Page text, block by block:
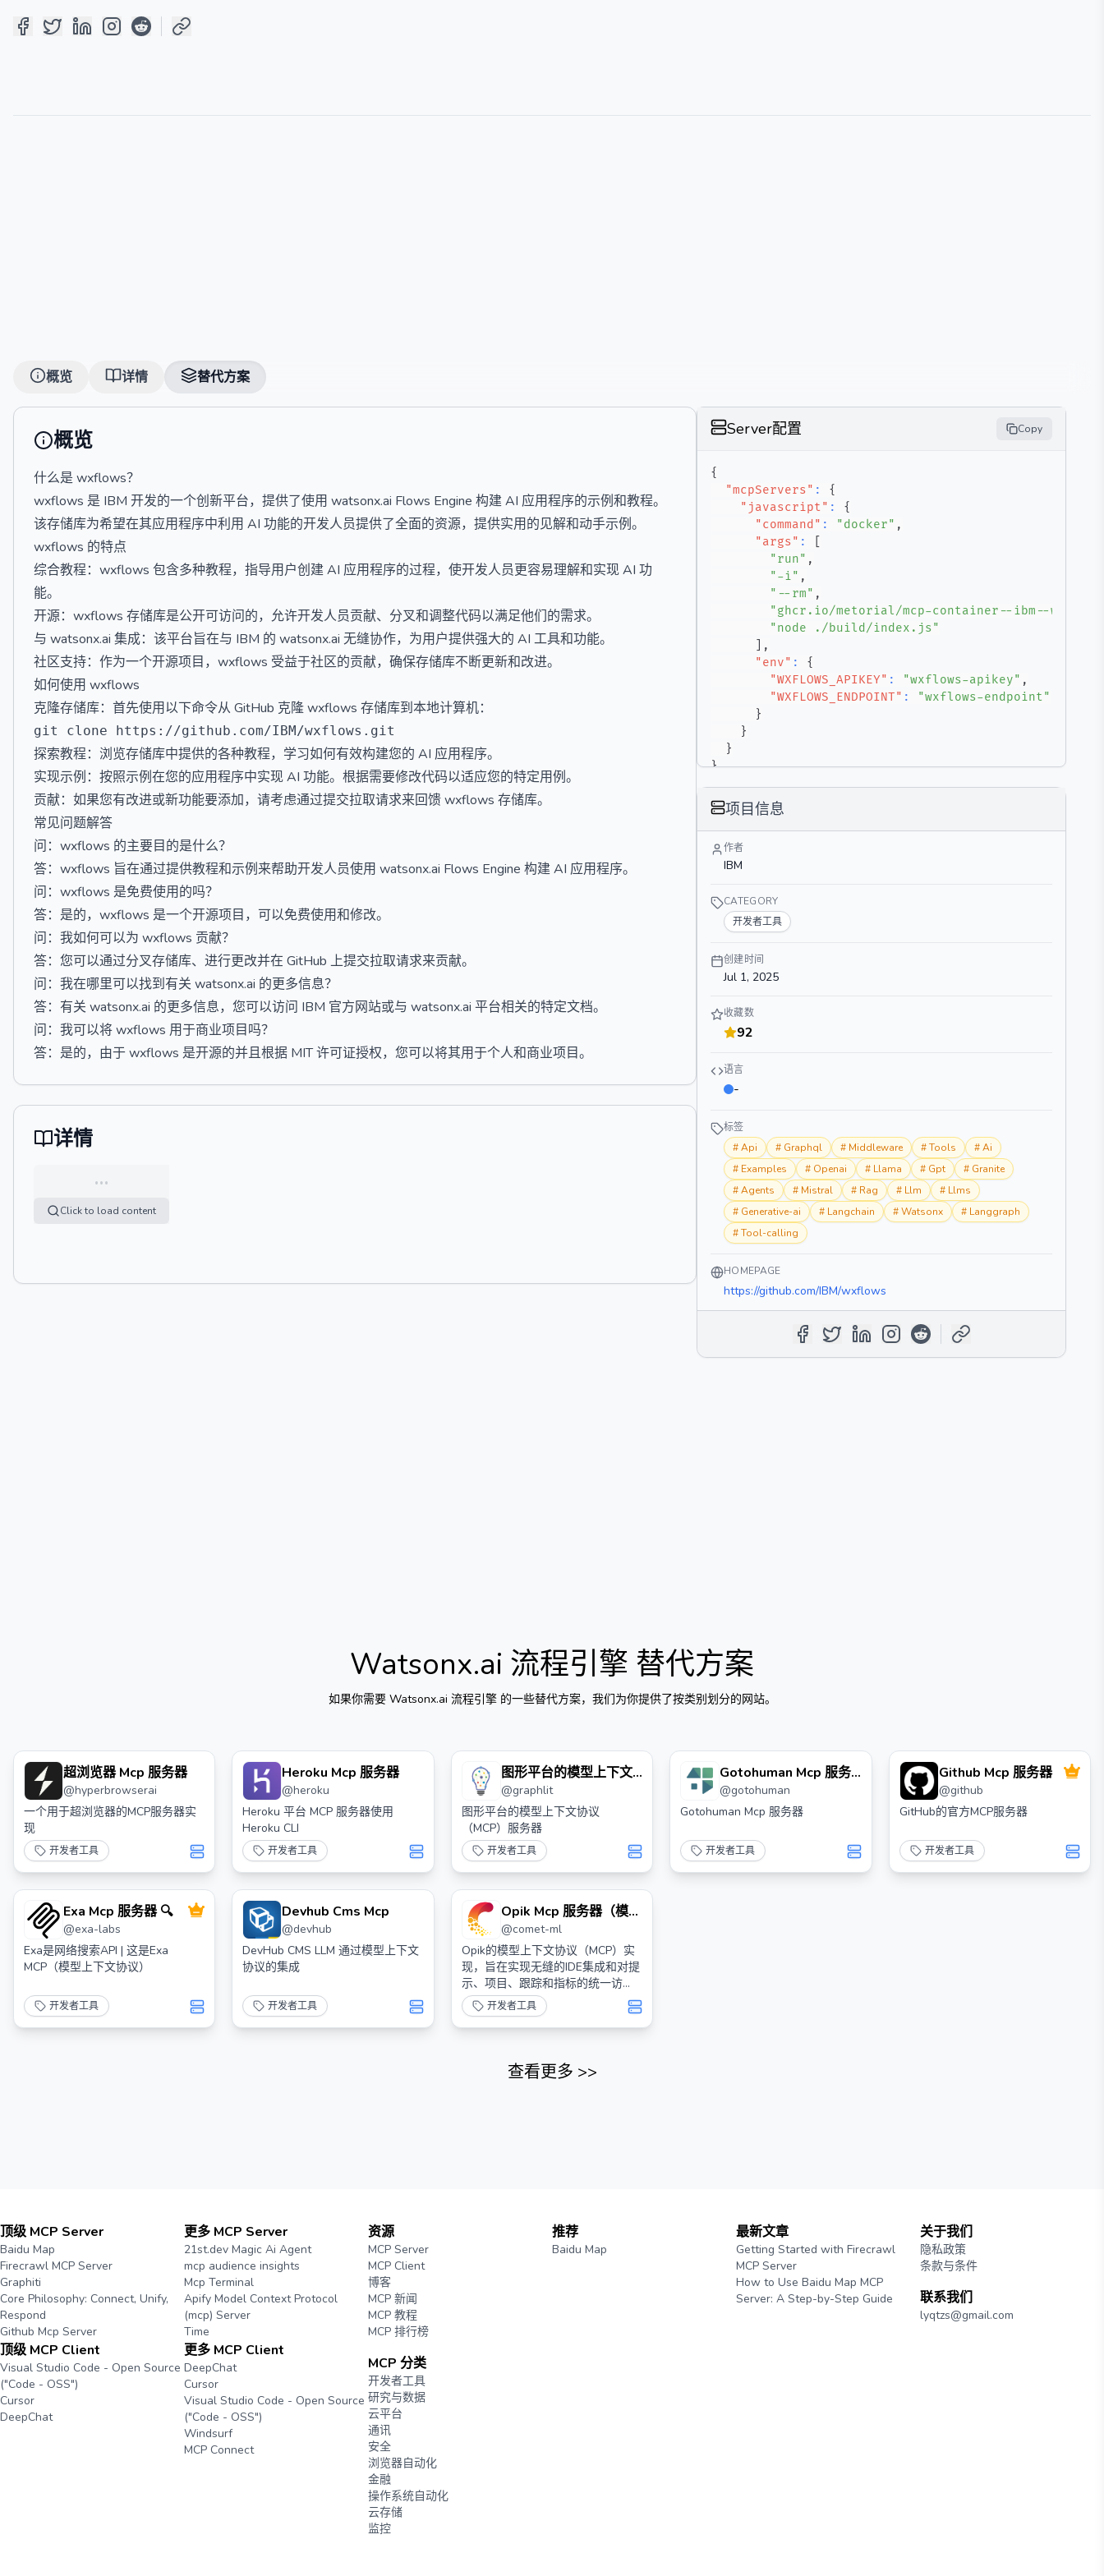
概览 详情 替代方案
概览
什么是 wxflows？
wxflows 是 IBM 开发的一个创新平台，提供了使用 watsonx.ai Flows Engine 构建 AI 应用程序的示例和教程。
该存储库为希望在其应用程序中利用 AI 功能的开发人员提供了全面的资源，提供实用的见解和动手示例。
wxflows 的特点
综合教程：wxflows 包含多种教程，指导用户创建 AI 应用程序的过程，使开发人员更容易理解和实现 AI 功
能。
开源：wxflows 存储库是公开可访问的，允许开发人员贡献、分叉和调整代码以满足他们的需求。
与 watsonx.ai 集成：该平台旨在与 IBM 的 watsonx.ai 无缝协作，为用户提供强大的 AI 工具和功能。
社区支持：作为一个开源项目，wxflows 受益于社区的贡献，确保存储库不断更新和改进。
如何使用 wxflows
克隆存储库：首先使用以下命令从 GitHub 克隆 wxflows 存储库到本地计算机：
探索教程：浏览存储库中提供的各种教程，学习如何有效构建您的 AI 应用程序。
实现示例：按照示例在您的应用程序中实现 AI 功能。根据需要修改代码以适应您的特定用例。
贡献：如果您有改进或新功能要添加，请考虑通过提交拉取请求来回馈 wxflows 存储库。
常见问题解答
问：wxflows 的主要目的是什么？
答：wxflows 旨在通过提供教程和示例来帮助开发人员使用 watsonx.ai Flows Engine 构建 AI 应用程序。
问：wxflows 是免费使用的吗？
答：是的，wxflows 是一个开源项目，可以免费使用和修改。
问：我如何可以为 wxflows 贡献？
答：您可以通过分叉存储库、进行更改并在 GitHub 上提交拉取请求来贡献。
问：我在哪里可以找到有关 watsonx.ai 的更多信息？
答：有关 watsonx.ai 的更多信息，您可以访问 IBM 官方网站或与 watsonx.ai 平台相关的特定文档。
问：我可以将 wxflows 用于商业项目吗？
答：是的，由于 wxflows 是开源的并且根据 MIT 许可证授权，您可以将其用于个人和商业项目。
详情
…
Click to load content
Server配置 Copy
{
"mcpServers" :
{
"javascript" :
{
"command" : "docker" ,
"args" :
"run" ,
"-i" ,
"--rm" ,
"ghcr.io/metorial/mcp-container--ibm--
"node ./build/index.js"
,
"env" :
{
"WXFLOWS_APIKEY" : "wxflows-apikey" ,
"WXFLOWS_ENDPOINT" :
"wxflows-endpoint"
}
}
}
}
项目信息
作者
IBM
CATEGORY
开发者工具
创建时间
Jul 1, 2025
收藏数
92
语言
-
标签
#Api # Graphql # Middleware #Tools #Ai
# Examples # Openai # Llama # Gpt # Granite
#Agents # Mistral # Rag # Llm # Llms
# Generative-ai # Langchain #Watsonx # Langgraph
#Tool-calling
HOMEPAGE
https://github.com/IBM/wxflows
Watsonx.ai 流程引擎 替代方案
如果你需要 Watsonx.ai 流程引擎的一些替代方案，我们为你提供了按类别划分的网站。
超浏览器 Mcp 服务器
@hyperbrowserai
一个用于超浏览器的MCP服务器实
现
开发者工具
Heroku Mcp 服务器
@heroku
Heroku 平台 MCP 服务器使用
Heroku CLI
开发者工具
图形平台的模型上下文
协议（mcp）服务器
@graphlit
图形平台的模型上下文协议
（MCP）服务器
开发者工具
Gotohuman Mcp 服务
器
@gotohuman
Gotohuman Mcp 服务器
开发者工具
Github Mcp 服务器
@github
GitHub的官方MCP服务器
开发者工具
Exa Mcp 服务器 🔍
@exa-labs
Exa是网络搜索API | 这是Exa
MCP（模型上下文协议）
开发者工具
Devhub Cms Mcp
@devhub
DevHub CMS LLM 通过模型上下文
协议的集成
开发者工具
Opik Mcp 服务器（模型
上下文协议）
@comet-ml
Opik的模型上下文协议（MCP）实
现，旨在实现无缝的IDE集成和对提
示、项目、跟踪和指标的统一访
问。 开发者工具
查看更多 >>
顶级 MCP Server
Baidu Map
Firecrawl MCP Server
Graphiti
Core Philosophy: Connect, Unify,
Respond
Github Mcp Server
顶级 MCP Client
Visual Studio Code - Open Source
("Code - OSS")
Cursor
DeepChat
更多 MCP Server
21st.dev Magic Ai Agent
mcp audience insights
Mcp Terminal
Apify Model Context Protocol
(mcp) Server
Time
更多 MCP Client
DeepChat
Cursor
Visual Studio Code - Open Source
("Code - OSS")
Windsurf
MCP Connect
资源
MCP Server
MCP Client
博客
MCP 新闻
MCP 教程
MCP 排行榜
MCP 分类
开发者工具
研究与数据
云平台
通讯
安全
浏览器自动化
金融
操作系统自动化
云存储
监控
推荐
Baidu Map
最新文章
Getting Started with Firecrawl
MCP Server
How to Use Baidu Map MCP
Server: A Step-by-Step Guide
关于我们
隐私政策
条款与条件
联系我们
lyqtzs@gmail.com